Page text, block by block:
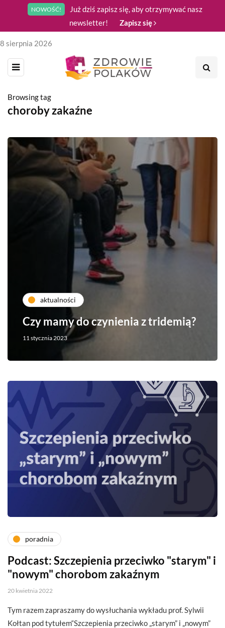
NOWOŚĆ!
Już dziś zapisz się, aby otrzymywać nasz
newsletter!
Zapisz się
8 sierpnia 2026
Browsing tag
choroby zakaźne
aktualności
Czy mamy do czynienia z tridemią?
11 stycznia 2023
poradnia
Podcast: Szczepienia przeciwko "starym" i
"nowym" chorobom zakaźnym
20 kwietnia 2022
Tym razem zapraszamy do wysłuchania wykładu prof. Sylwii
Kołtan pod tytułem“Szczepienia przeciwko „starym” i „nowym”